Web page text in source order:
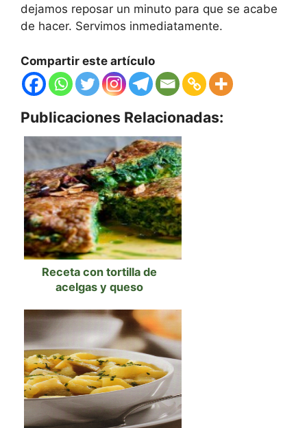
dejamos reposar un minuto para que se acabe
de hacer. Servimos inmediatamente.
Compartir este artículo
Publicaciones Relacionadas:
Receta con tortilla de
acelgas y queso